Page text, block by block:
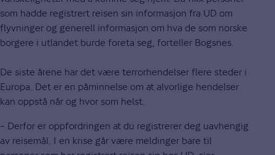
som hadde registrert reisen sin informasjon fra UD om
flyvninger og generell informasjon om hva de som norske
borgere i utlandet burde foreta seg, forteller Bogsnes.
De siste årene har det være terrorhendelser flere steder i
Europa. Det er en påminnelse om at alvorlige hendelser
kan oppstå når og hvor som helst.
– Derfor er oppfordringen at du registrerer deg uavhengig
av reisemål. I en krise går være meldinger bare til